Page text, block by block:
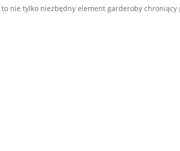
to nie tylko niezbędny element garderoby chroniący